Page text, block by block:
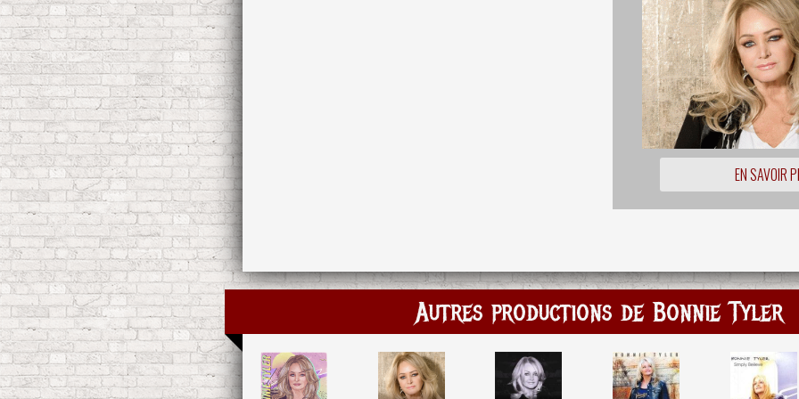
EN SAVOIR
Autres productions de Bonnie Tyler